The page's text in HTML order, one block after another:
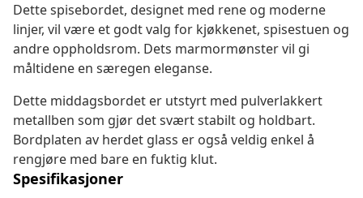
Dette spisebordet, designet med rene og moderne
linjer, vil være et godt valg for kjøkkenet, spisestuen og
andre oppholdsrom. Dets marmormønster vil gi
måltidene en særegen eleganse.
Dette middagsbordet er utstyrt med pulverlakkert
metallben som gjør det svært stabilt og holdbart.
Bordplaten av herdet glass er også veldig enkel å
rengjøre med bare en fuktig klut.
Spesifikasjoner